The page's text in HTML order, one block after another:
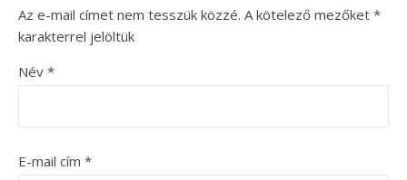
Az e-mail címet nem tesszük közzé. A kötelező mezőket *
karakterrel jelöltük
Név *
E-mail cím *